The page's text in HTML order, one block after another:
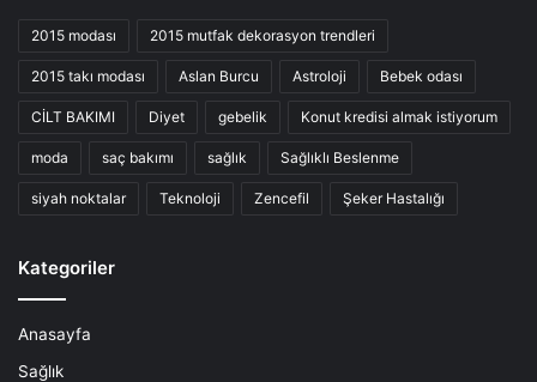
2015 modası 2015 mutfak dekorasyon trendleri
2015 takı modası Aslan Burcu Astroloji Bebek odası
CİLT BAKIMI Diyet gebelik Konut kredisi almak istiyorum
moda saç bakımı sağlık Sağlıklı Beslenme
siyah noktalar Teknoloji Zencefil Şeker Hastalığı
Kategoriler
Anasayfa
Sağlık